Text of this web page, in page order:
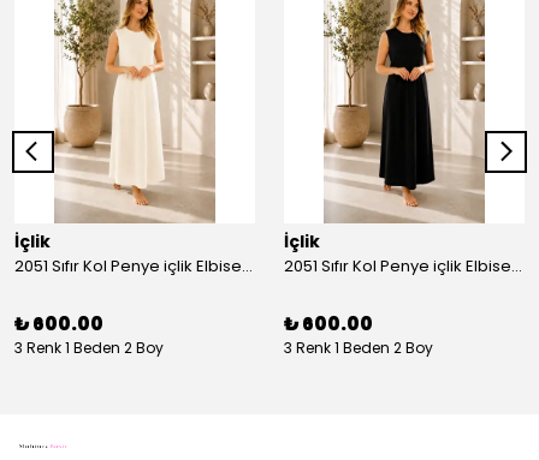
İçlik
2051 Sıfır Kol Penye içlik Elbise - Ekru
₺ 600.00
3 Renk 1 Beden 2 Boy
İçlik
2051 Sıfır Kol Penye içlik Elbise - Siyah
₺ 600.00
3 Renk 1 Beden 2 Boy